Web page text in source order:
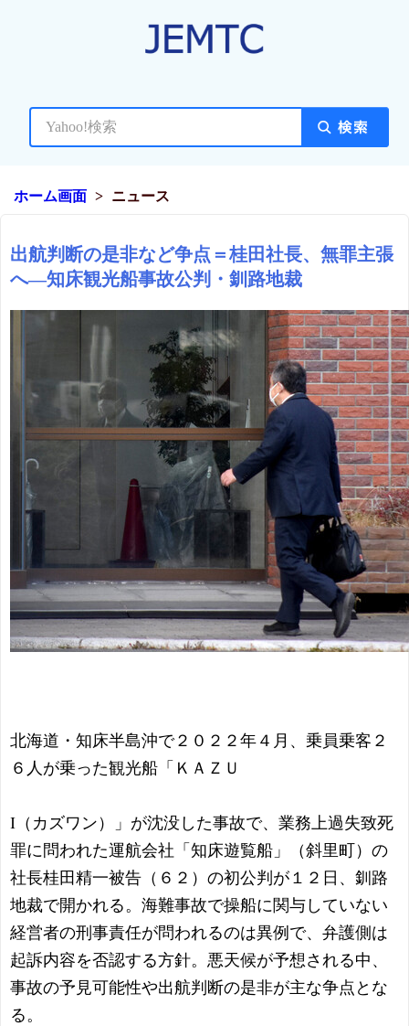
ホーム画面 ニュース
出航判断の是非など争点＝桂田社長、無罪主張
へ―知床観光船事故公判・釧路地裁
北海道・知床半島沖で２０２２年４月、乗員乗客２
６人が乗った観光船「ＫＡＺＵ
I（カズワン）」が沈没した事故で、業務上過失致死
罪に問われた運航会社「知床遊覧船」（斜里町）の
社長桂田精一被告（６２）の初公判が１２日、釧路
地裁で開かれる。海難事故で操船に関与していない
経営者の刑事責任が問われるのは異例で、弁護側は
起訴内容を否認する方針。悪天候が予想される中、
事故の予見可能性や出航判断の是非が主な争点とな
る。